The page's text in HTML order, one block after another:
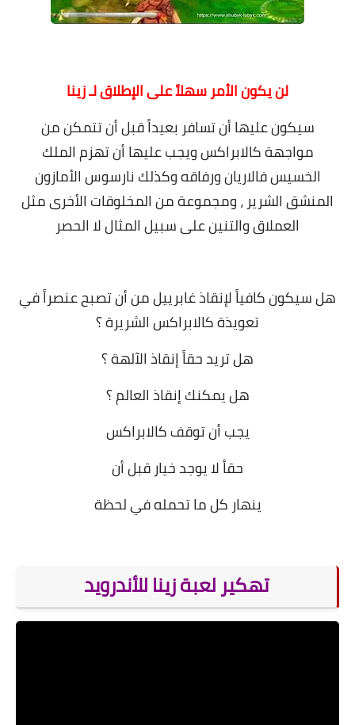
لن يكون الأمر سهلاً على الإطلاق لـ زينا
سيكون عليها أن تسافر بعيداً قبل أن تتمكن من
مواجهة كالابراكس ويجب عليها أن تهزم الملك
الخسيس فالاريان ورفاقه وكذلك نارسوس الأمازون
المنشق الشرير ، ومجموعة من المخلوقات الأخرى مثل
العملاق والتنين على سبيل المثال لا الحصر
هل سيكون كافياً لإنقاذ غابرييل من أن تصبح عنصراً في
تعويذة كالابراكس الشريرة ؟
هل تريد حقاً إنقاذ الآلهة ؟
هل يمكنك إنقاذ العالم ؟
يجب أن توقف كالابراكس
حقاً لا يوجد خيار قبل أن
ينهار كل ما تحمله في لحظة
تهكير لعبة زينا للأندرويد